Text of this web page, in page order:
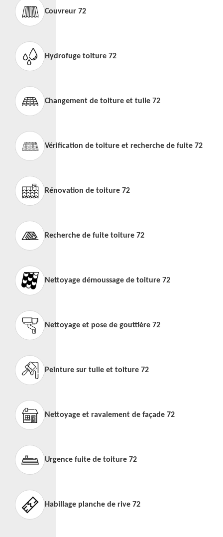
Couvreur 72
Hydrofuge toiture 72
Changement de toiture et tuile 72
Vérification de toiture et recherche de fuite 72
Rénovation de toiture 72
Recherche de fuite toiture 72
Nettoyage démoussage de toiture 72
Nettoyage et pose de gouttière 72
Peinture sur tuile et toiture 72
Nettoyage et ravalement de façade 72
Urgence fuite de toiture 72
Habillage planche de rive 72